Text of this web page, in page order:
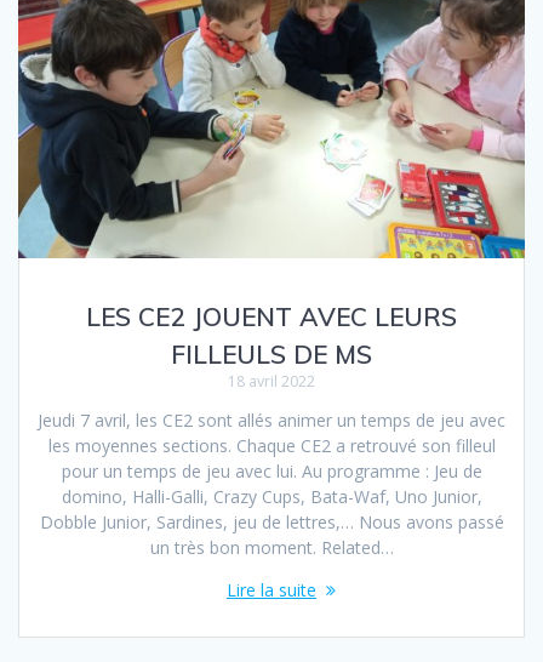
LES CE2 JOUENT AVEC LEURS
FILLEULS DE MS
18 avril 2022
Jeudi 7 avril, les CE2 sont allés animer un temps de jeu avec
les moyennes sections. Chaque CE2 a retrouvé son filleul
pour un temps de jeu avec lui. Au programme : Jeu de
domino, Halli-Galli, Crazy Cups, Bata-Waf, Uno Junior,
Dobble Junior, Sardines, jeu de lettres,… Nous avons passé
un très bon moment. Related…
Lire la suite